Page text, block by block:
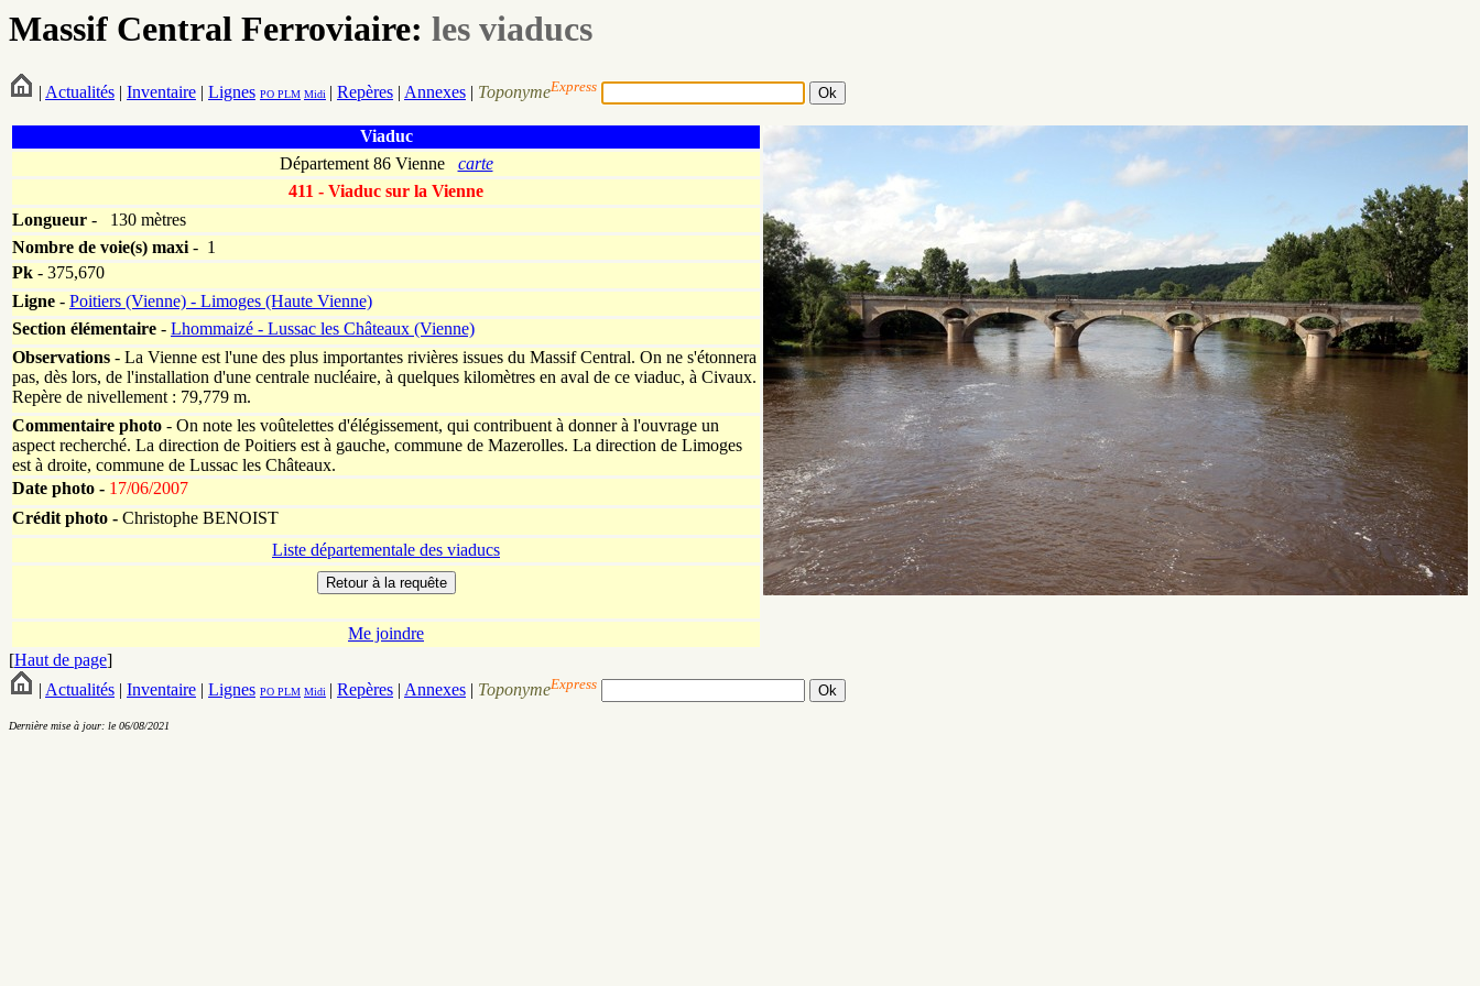
Massif Central Ferroviaire: les viaducs
| Actualités | Inventaire | Lignes PO PLM Midi | Repères | Annexes | ToponymeExpress
Viaduc
Département 86 Vienne carte
411 - Viaduc sur la Vienne
Longueur -
130 mètres
Nombre de voie(s) maxi- 1
Pk - 375,670
Ligne - Poitiers (Vienne) - Limoges (Haute Vienne)
Section élémentaire - Lhommaizé - Lussac les Châteaux (Vienne)
Observations - La Vienne est l'une des plus importantes rivières issues du Massif Central. On ne s'étonnera
pas, dès lors, de l'installation d'une centrale nucléaire, à quelques kilomètres en aval de ce viaduc, à Civaux.
Repère de nivellement : 79,779 m.
Commentaire photo - On note les voûtelettes d'élégissement, qui contribuent à donner à l'ouvrage un
aspect recherché. La direction de Poitiers est à gauche, commune de Mazerolles. La direction de Limoges
est à droite, commune de Lussac les Châteaux.
Date photo - 17/06/2007
Crédit photo - Christophe BENOIST
Liste départementale des viaducs
Me joindre
[Haut de page]
| Actualités | Inventaire | Lignes PO PLM Midi | Repères | Annexes | ToponymeExpress
Dernière mise à jour: le 06/08/2021